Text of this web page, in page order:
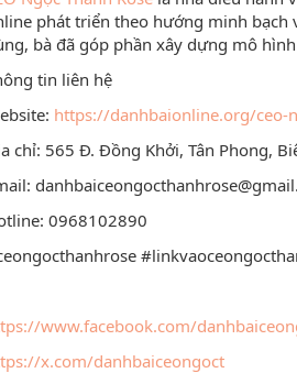
phát triển theo hướng minh bạch
bà đã góp phần xây dựng mô
tin liên hệ
https://danhbaionline.org/ceo-
chỉ: 565 Đ. Đồng Khởi, Tân Phong,
0968102890
www.facebook.com/
x.com/danhbaiceongoct